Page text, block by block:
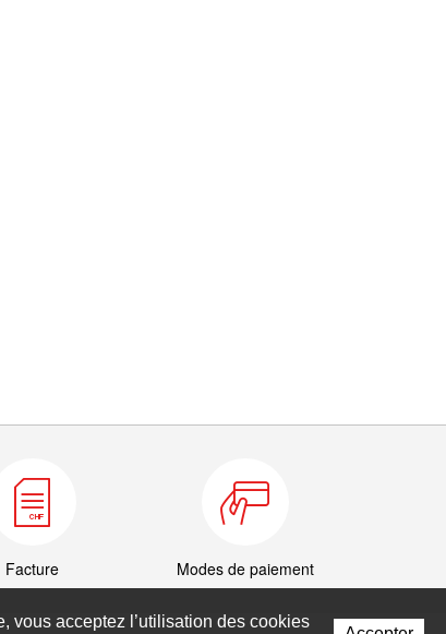
Facture Modes de paiement
vous acceptez l’utilisation des cookies